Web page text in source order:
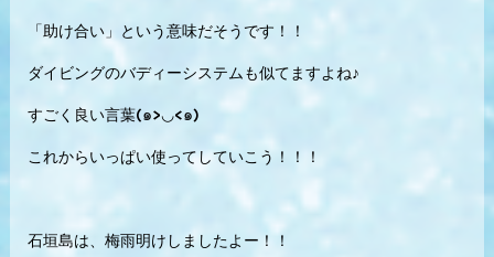
「助け合い」という意味だそうです！！
ダイビングのバディーシステムも似てますよね♪
すごく良い言葉(๑>◡<๑)
これからいっぱい使ってしていこう！！！
石垣島は、梅雨明けしましたよー！！